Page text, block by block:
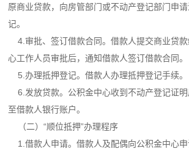
原商业贷款，向房管部门或不动产登记部门申
记。
4.审批、签订借款合同。借款人提交商业贷
心工作人员审批后，通知借款人签订借款合同。
5.办理抵押登记。借款人办理抵押登记手续。
6.发放贷款。公积金中心收到不动产登记证
至借款人银行账户。
（二）“顺位抵押”办理程序
1.借款人申请。借款人及配偶向公积金中心申